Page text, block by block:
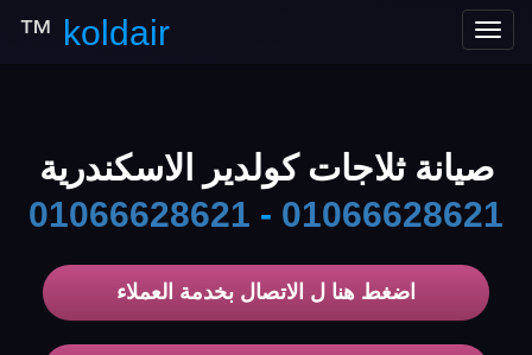
Toggle
koldair
™
صيانة ثلاجات كولدير الاسكندرية
01066628621
-
01066628621
اضغط هنا ل الاتصال بخدمة العملاء